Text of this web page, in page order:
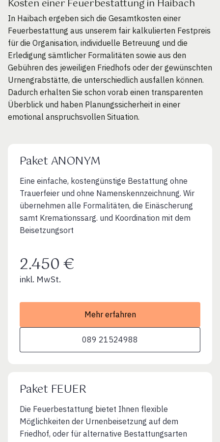
Kosten einer Feuerbestattung in Haibach
In Haibach ergeben sich die Gesamtkosten einer
Feuerbestattung aus unserem fair kalkulierten Festpreis
für die Organisation, individuelle Betreuung und die
Erledigung sämtlicher Formalitäten sowie aus den
Gebühren des jeweiligen Friedhofs oder der gewünschten
Urnengrabstätte, die unterschiedlich ausfallen können.
Dadurch erhalten Sie schon vorab einen transparenten
Überblick und haben Planungssicherheit in einer
emotional anspruchsvollen Situation.
Paket ANONYM
Eine einfache, kostengünstige Bestattung ohne
Trauerfeier und ohne Namenskennzeichnung. Wir
übernehmen alle Formalitäten, die Einäscherung
samt Kremationssarg. und Koordination mit dem
Beisetzungsort
2.450 €
inkl. MwSt.
Mehr erfahren
089 21524988
Paket FEUER
Die Feuerbestattung bietet Ihnen flexible
Möglichkeiten der Urnenbeisetzung auf dem
Friedhof, oder für alternative Bestattungsarten